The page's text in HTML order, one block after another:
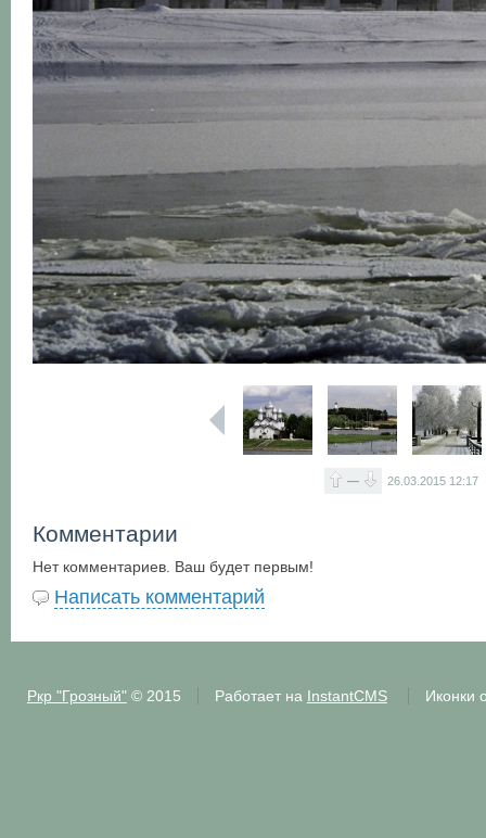
— 26.03.2015 12:17
Комментарии
Нет комментариев. Ваш будет первым!
Написать комментарий
Ркр "Грозный"© 2015 Работает на InstantCMS Иконки